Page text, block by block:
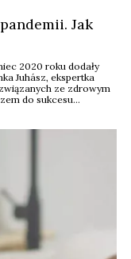
Jak
2020 roku dodały
Juhász, ekspertka
ze zdrowym
do sukcesu